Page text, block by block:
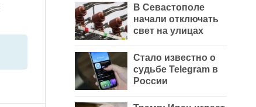
В Севастополе
начали отключать
свет на улицах
Стало известно о
судьбе Telegram в
России